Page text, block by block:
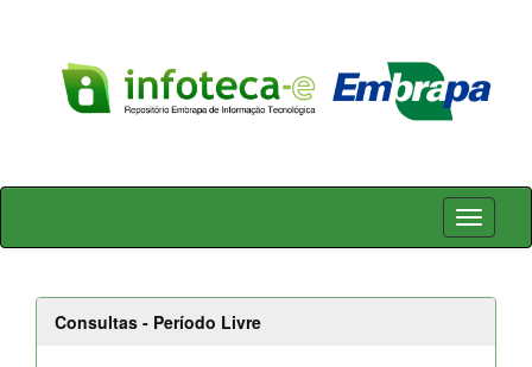
Skip
Consultas - Período Livre